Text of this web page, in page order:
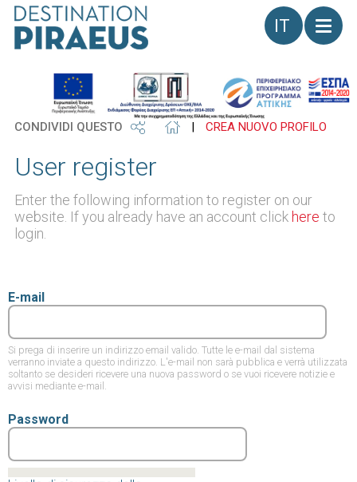
Lingua
CONDIVIDI QUESTO | CREA NUOVO PROFILO
User register
Enter the following information to register on our
website. If you already have an account click here to
login.
E-mail
Si prega di inserire un indirizzo email valido. Tutte le e-mail dal sistema
verranno inviate a questo indirizzo. L'e-mail non sarà pubblica e verrà utilizzata
soltanto se desideri ricevere una nuova password o se vuoi ricevere notizie e
avvisi mediante e-mail.
Password